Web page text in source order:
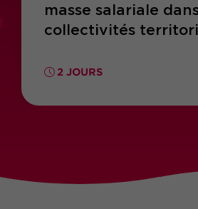
masse salariale
collectivités
2 JOURS